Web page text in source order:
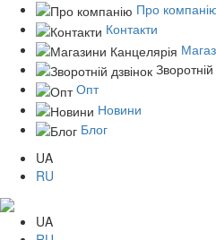
Про
Контакти
Зворотній
Опт
Новини
Блог
UA
RU
UA